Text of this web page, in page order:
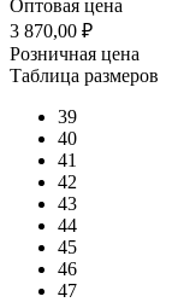
Оптовая цена
3 870,00 ₽
Розничная цена
Таблица размеров
39
40
41
42
43
44
45
46
47